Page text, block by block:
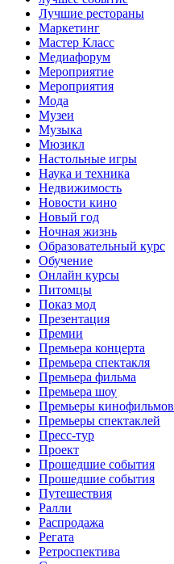
Лучшие рестораны
Маркетинг
Мастер Класс
Медиафорум
Мероприятие
Мероприятия
Мода
Музеи
Музыка
Мюзикл
Настольные игры
Наука и техника
Недвижимость
Новости кино
Новый год
Ночная жизнь
Образовательный курс
Обучение
Онлайн курсы
Питомцы
Показ мод
Презентация
Премии
Премьера концерта
Премьера спектакля
Премьера фильма
Премьера шоу
Премьеры кинофильмов
Премьеры спектаклей
Пресс-тур
Проект
Прошедшие события
Прошедшие события
Путешествия
Ралли
Распродажа
Регата
Ретроспектива